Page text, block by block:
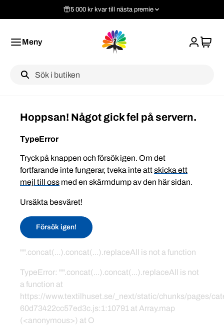
5 000 kr kvar till nästa premie
Meny
Label
Hoppsan! Något gick fel på servern.
TypeError
Tryck på knappen och försök igen. Om det
fortfarande inte fungerar, tveka inte attskicka ett
mejl till oss med en skärmdump av den här sidan.
Ursäkta besväret!
Försök igen!
"".concat(...).concat(...).replaceAll is not a function
TypeError: "".concat(...).concat(...).replaceAll is not
a function at
https://www.textilhuset.se/_next/static/chunks/pages/
60d73422cc57ed3c.js:1:10791 at Array.map
(<anonymous>) at O